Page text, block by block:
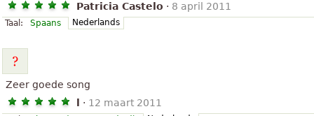
Patricia Castelo · 8 april 2011
Taal: Spaans Nederlands
Zeer goede song
· 12 maart 2011